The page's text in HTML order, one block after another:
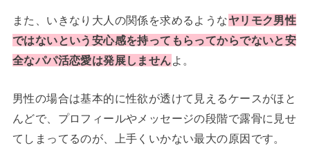
また、いきなり大人の関係を求めるようなヤリモク男性
ではないという安心感を持ってもらってからでないと安
全なパパ活恋愛は発展しませんよ。
男性の場合は基本的に性欲が透けて見えるケースがほと
んどで、プロフィールやメッセージの段階で露骨に見せ
てしまってるのが、上手くいかない最大の原因です。